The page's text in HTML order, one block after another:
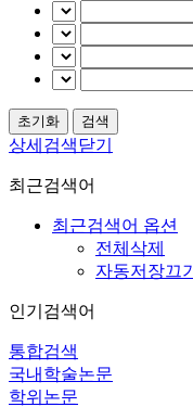
상세검색닫기
최근검색어
최근검색어 옵션
전체삭제
자동저장끄기
인기검색어
통합검색
국내학술논문
학위논문